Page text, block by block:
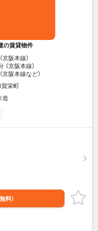
の賃貸物件
京阪本線）
（京阪本線）
京阪本線など）
賀栄町
造
無料）